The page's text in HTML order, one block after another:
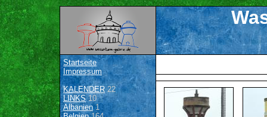
Startseite
Impressum
KALENDER22
LINKS10
Albanien1